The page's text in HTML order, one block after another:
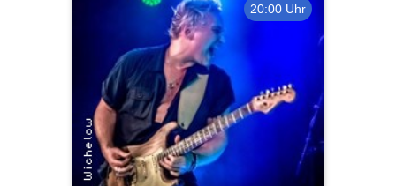
20:00 Uhr